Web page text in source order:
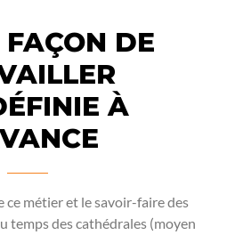
FAÇON DE
À
ce métier et le savoir-faire des
temps des cathédrales (moyen